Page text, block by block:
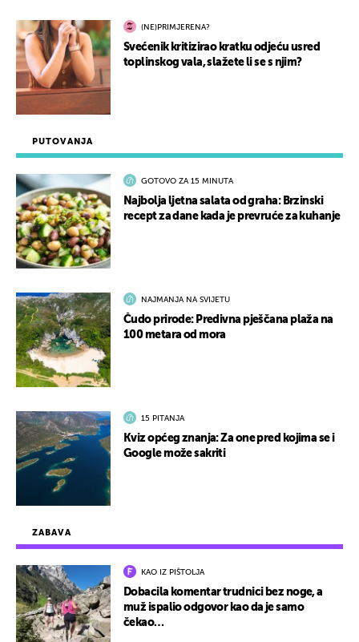
ZABAVA
KAO IZ PIŠTOLJA
Dobacila komentar trudnici bez noge, a
muž ispalio odgovor kao da je samo
čekao…
PUTOVANJA
GOTOVO ZA 15 MINUTA
Najbolja ljetna salata od graha: Brzinski
recept za dane kada je prevruće za kuhanje
NAJMANJA NA SVIJETU
Čudo prirode: Predivna pješčana plaža na
100 metara od mora
15 PITANJA
Kviz općeg znanja: Za one pred kojima se i
Google može sakriti
(NE)PRIMJERENA?
Svećenik kritizirao kratku odjeću usred
toplinskog vala, slažete li se s njim?